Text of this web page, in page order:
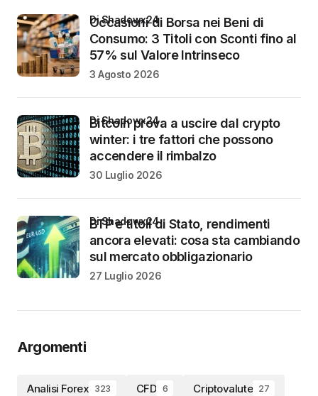
Occasioni di Borsa nei Beni di
Consumo: 3 Titoli con Sconti fino al
57% sul Valore Intrinseco
di Shadowx24
3 Agosto 2026
Bitcoin prova a uscire dal crypto
winter: i tre fattori che possono
accendere il rimbalzo
di Shadowx24
30 Luglio 2026
BTP e titoli di Stato, rendimenti
ancora elevati: cosa sta cambiando
sul mercato obbligazionario
di Shadowx24
27 Luglio 2026
Argomenti
Analisi Forex 323 CFD 6 Criptovalute 27